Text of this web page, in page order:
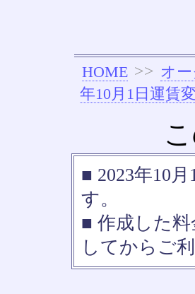
HOME >> オ
年10月1日運賃変
■ 2023年10
す。
■ 作成した料
してからご